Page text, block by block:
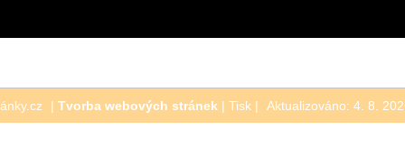
| Tvorba webových stránek | Tisk| Aktualizováno: 4. 8.